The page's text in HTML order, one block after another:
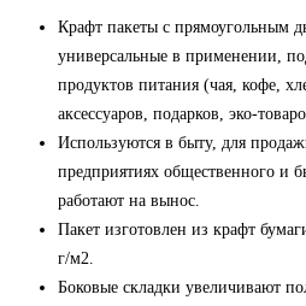
Крафт пакеты с прямоугольным
универсальные в применении,
продуктов питания (чая, кофе,
аксессуаров, подарков, эко-
Используются в быту, для
предприятиях общественного и
работают на вынос.
Пакет изготовлен из крафт
г/м2.
Боковые складки увеличивают